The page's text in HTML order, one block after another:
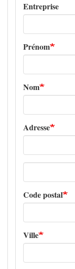
Entreprise
Prénom
Nom
Adresse
Adresse
Code postal
Ville